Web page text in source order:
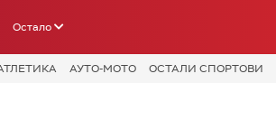
Остало
АУТО-МОТО ОСТАЛИ СПОРТОВИ